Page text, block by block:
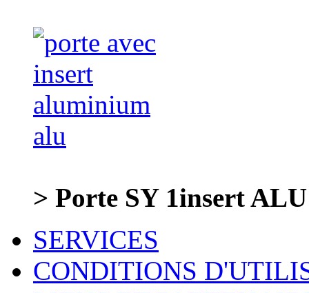
> Porte SY 1insert
SERVICES
CONDITIONS